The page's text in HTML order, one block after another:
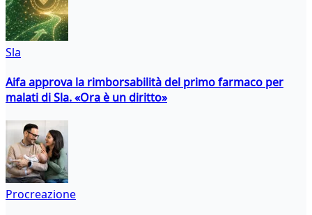
Sla
Aifa approva la rimborsabilità del primo farmaco per
malati di Sla. «Ora è un diritto»
Procreazione